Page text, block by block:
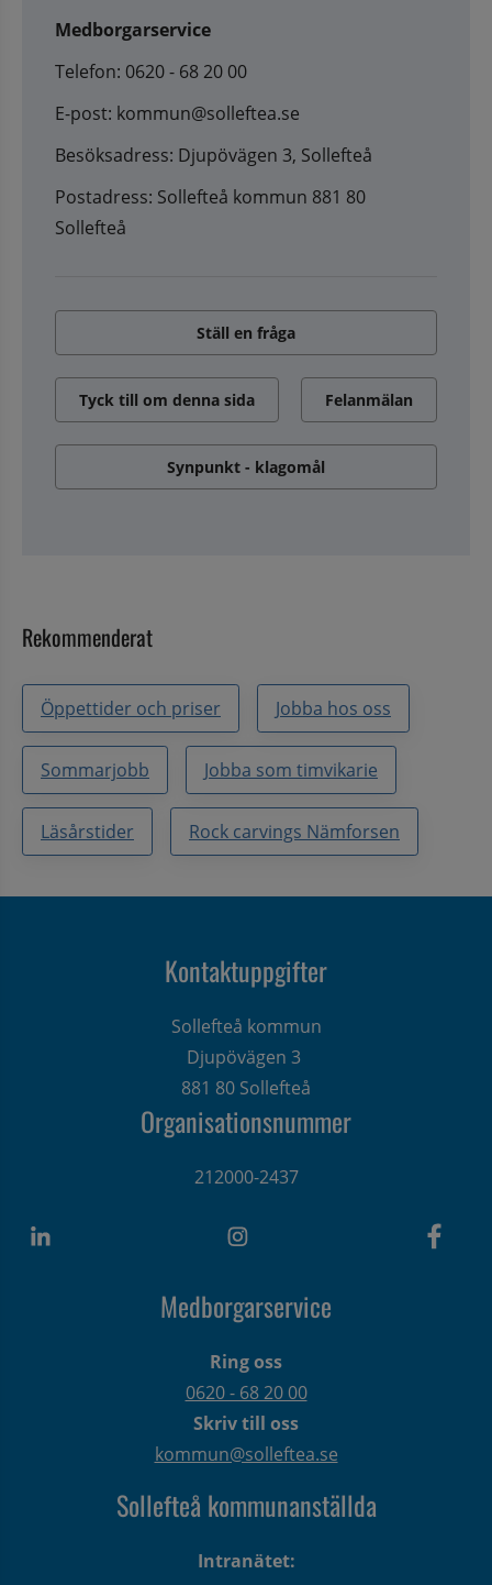
Medborgarservice
Telefon: 0620 - 68 20 00
E-post: kommun@solleftea.se
Besöksadress: Djupövägen 3, Sollefteå
Postadress: Sollefteå kommun 881 80
Sollefteå
Ställ en fråga
Tyck till om denna sida Felanmälan
Synpunkt - klagomål
Rekommenderat
Öppettider och priser Jobba hos oss
Sommarjobb Jobba som timvikarie
Läsårstider Rock carvings Nämforsen
Kontaktuppgifter
Sollefteå kommun
Djupövägen 3
881 80 Sollefteå
Organisationsnummer
212000-2437
Medborgarservice
Ring oss
0620 - 68 20 00
Skriv till oss
kommun@solleftea.se
Sollefteå kommunanställda
Intranätet: